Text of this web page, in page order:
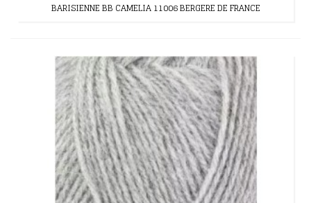
BARISIENNE BB CAMELIA 11006 BERGERE DE FRANCE